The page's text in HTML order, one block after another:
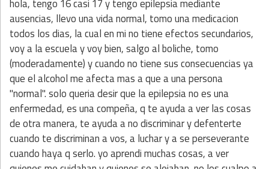
hola, tengo 16 casi 17 y tengo epilepsia mediante
ausencias, llevo una vida normal, tomo una medicacion
todos los dias, la cual en mi no tiene efectos secundarios,
voy a la escuela y voy bien, salgo al boliche, tomo
(moderadamente) y cuando no tiene sus consecuencias ya
que el alcohol me afecta mas a que a una persona
"normal". solo queria desir que la epilepsia no es una
enfermedad, es una compeña, q te ayuda a ver las cosas
de otra manera, te ayuda a no discriminar y defenterte
cuando te discriminan a vos, a luchar y a se perseverante
cuando haya q serlo. yo aprendi muchas cosas, a ver